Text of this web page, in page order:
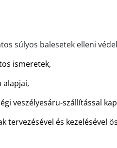
súlyos balesetek elleni
ismeretek,
veszélyesáru-szállítással
tervezésével és kezelésével